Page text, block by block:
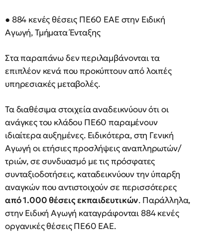
● 884 κενές θέσεις ΠΕ60 ΕΑΕ στην Ειδική
Αγωγή, Τμήματα Ένταξης
Στα παραπάνω δεν περιλαμβάνονται τα
επιπλέον κενά που προκύπτουν από λοιπές
υπηρεσιακές μεταβολές.
Τα διαθέσιμα στοιχεία αναδεικνύουν ότι οι
ανάγκες του κλάδου ΠΕ60 παραμένουν
ιδιαίτερα αυξημένες. Ειδικότερα, στη Γενική
Αγωγή οι ετήσιες προσλήψεις αναπληρωτών/
τριών, σε συνδυασμό με τις πρόσφατες
συνταξιοδοτήσεις, καταδεικνύουν την ύπαρξη
αναγκών που αντιστοιχούν σε περισσότερες
από 1.000 θέσεις εκπαιδευτικών. Παράλληλα,
στην Ειδική Αγωγή καταγράφονται 884 κενές
οργανικές θέσεις ΠΕ60 ΕΑΕ.